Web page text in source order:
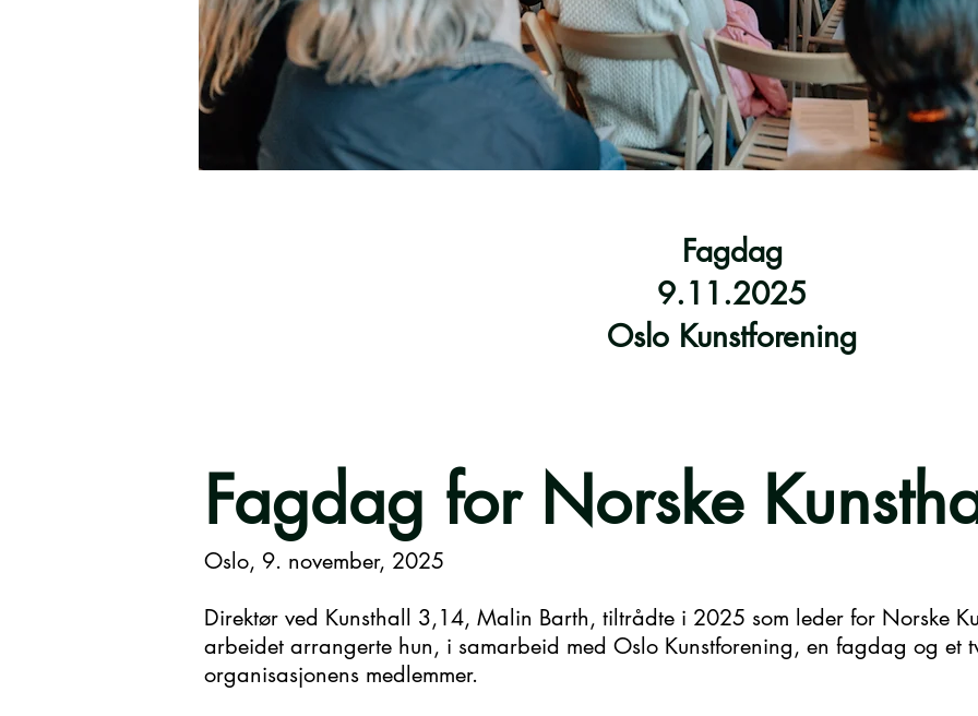
Fagdag
9.11.2025
Oslo Kunstforening
Fagdag for Norske
Oslo, 9. november, 2025
Direktør ved Kunsthall 3,14, Malin Barth, tiltrådte i 2025 som leder for Norske
arbeidet arrangerte hun, i samarbeid med Oslo Kunstforening, en fagdag og et
organisasjonens medlemmer.